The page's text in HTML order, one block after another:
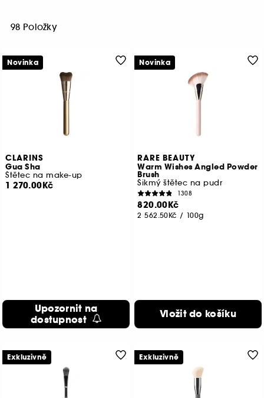
98 Položky
CLARINS
Gua Sha
Štětec na make-up
1 270.00Kč
Upozornit na
dostupnost
Novinka
RARE BEAUTY
Warm Wishes Angled Powder
Brush
Šikmý štětec na pudr
1308
820.00Kč
2 562.50Kč / 100g
Vložit do košíku
Novinka
Exkluzivně Exkluzivně